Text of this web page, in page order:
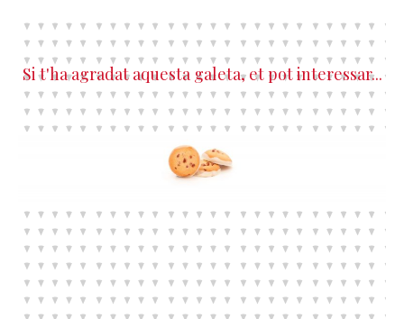
Si t'ha agradat aquesta galeta, et pot interessar...